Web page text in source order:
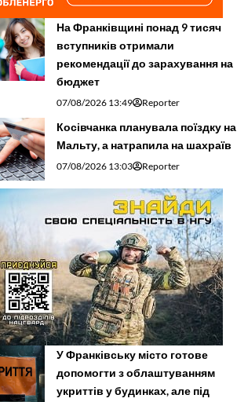
На Франківщині понад 9 тисяч
вступників отримали
рекомендації до зарахування на
бюджет
07/08/2026 13:49 Reporter
Косівчанка планувала поїздку на
Мальту, а натрапила на шахраїв
07/08/2026 13:03 Reporter
У Франківську місто готове
допомогти з облаштуванням
укриттів у будинках, але під